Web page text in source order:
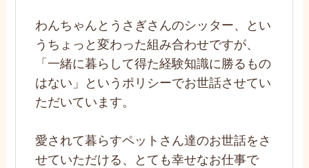
わんちゃんとうさぎさんのシッター、とい
うちょっと変わった組み合わせですが、
「一緒に暮らして得た経験知識に勝るもの
はない」というポリシーでお世話させてい
ただいています。
愛されて暮らすペットさん達のお世話をさ
せていただける、とても幸せなお仕事で